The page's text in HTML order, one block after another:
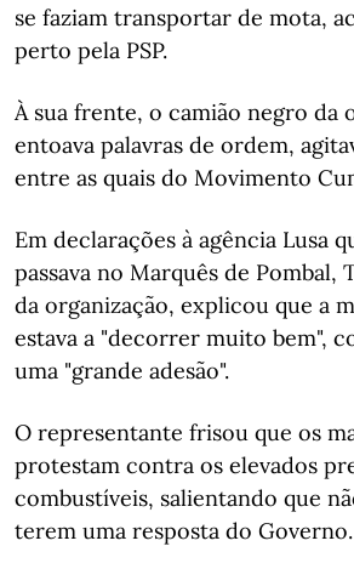
se faziam transportar de mota,
perto pela PSP.
À sua frente, o camião negro da
entoava palavras de ordem,
entre as quais do Movimento
Em declarações à agência Lusa
passava no Marquês de Pombal,
da organização, explicou que a
estava a "decorrer muito bem",
uma "grande adesão".
O representante frisou que os
protestam contra os elevados
combustíveis, salientando que
terem uma resposta do Governo.